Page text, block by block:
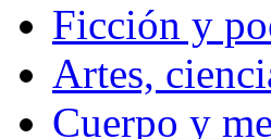
Ficción y
Artes,
Cuerpo y